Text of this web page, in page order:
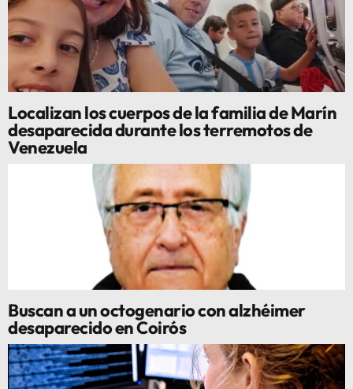
Localizan los cuerpos de la familia de Marín
desaparecida durante los terremotos de
Venezuela
Buscan a un octogenario con alzhéimer
desaparecido en Coirós